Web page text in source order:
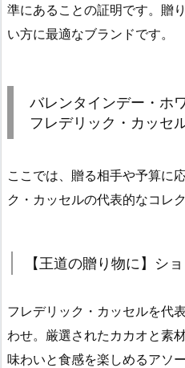
準にあることの証明です。贈
い方に最適なブランドです。
バレンタインデー・ホ
フレデリック・カッセ
ここでは、贈る相手や予算に
ク・カッセルの代表的なコレ
【王道の贈り物に】シ
フレデリック・カッセルを代
わせ。厳選されたカカオと素
味わいと食感を楽しめるアソ